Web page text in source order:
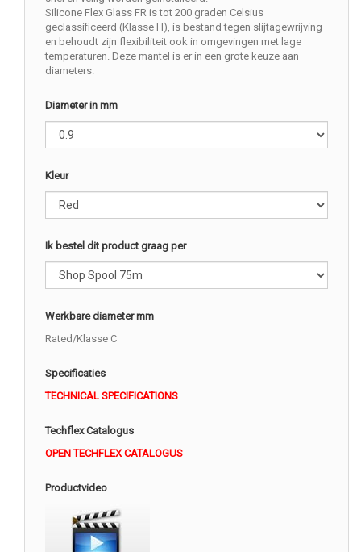
Silicone Flex Glass FR is tot 200 graden Celsius
geclassificeerd (Klasse H), is bestand tegen slijtagewrijving
en behoudt zijn flexibiliteit ook in omgevingen met lage
temperaturen. Deze mantel is er in een grote keuze aan
diameters.
Diameter in mm
Kleur
Ik bestel dit product graag per
Werkbare diameter mm
Rated/Klasse C
Specificaties
TECHNICAL SPECIFICATIONS
Techflex Catalogus
OPEN TECHFLEX CATALOGUS
Productvideo